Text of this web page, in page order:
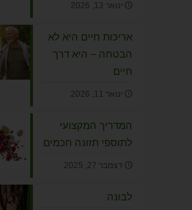
ינואר 13, 2026
אריכות חיים היא לא
הבטחה – היא דרך
חיים
ינואר 11, 2026
המדריך המקצועי
לתוספי תזונה חכמים
דצמבר 27, 2025
לבונה